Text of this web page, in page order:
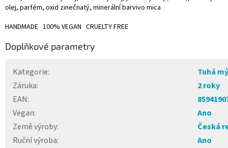
olej, parfém, oxid zinečnatý, minerální barvivo mica
HANDMADE 100% VEGAN CRUELTY FREE
Doplňkové parametry
Kategorie:
Tuhá
Záruka:
2 roky
EAN:
Vegan:
Ano
Země výroby:
Česká
Ruční výroba:
Ano